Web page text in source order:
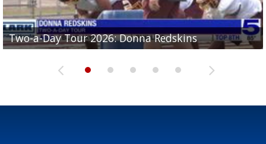
Two-a-Day Tour 2026: Donna Redskins
Two-a-Day Tour 2026: Brownsville Pace Vikings
Two-a-Day Tour 2026: La Joya Coyotes
Two-a-Day Tour 2026: Rio Hondo Bobcats
Two-a-Day Tour 2026: Brownsville St. Joseph
Bloodhounds